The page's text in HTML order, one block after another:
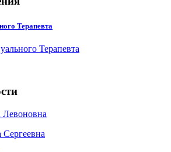
Терапевта
Левоновна
Сергеевна